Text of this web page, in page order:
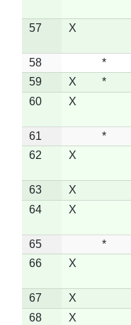
57 X
58 *
59
X *
60
X
61 *
62
X
63 X
64
X
65 *
66
X
67 X
68
X